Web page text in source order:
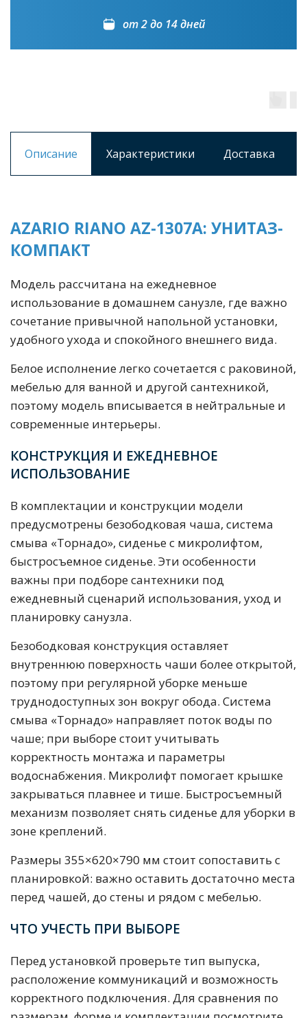
от 2 до 14 дней
Описание Характеристики Доставка
AZARIO RIANO AZ-1307A: УНИТАЗ-
КОМПАКТ
Модель рассчитана на ежедневное
использование в домашнем санузле, где важно
сочетание привычной напольной установки,
удобного ухода и спокойного внешнего вида.
Белое исполнение легко сочетается с раковиной,
мебелью для ванной и другой сантехникой,
поэтому модель вписывается в нейтральные и
современные интерьеры.
КОНСТРУКЦИЯ И ЕЖЕДНЕВНОЕ
ИСПОЛЬЗОВАНИЕ
В комплектации и конструкции модели
предусмотрены безободковая чаша, система
смыва «Торнадо», сиденье с микролифтом,
быстросъемное сиденье. Эти особенности
важны при подборе сантехники под
ежедневный сценарий использования, уход и
планировку санузла.
Безободковая конструкция оставляет
внутреннюю поверхность чаши более открытой,
поэтому при регулярной уборке меньше
труднодоступных зон вокруг обода. Система
смыва «Торнадо» направляет поток воды по
чаше; при выборе стоит учитывать
корректность монтажа и параметры
водоснабжения. Микролифт помогает крышке
закрываться плавнее и тише. Быстросъемный
механизм позволяет снять сиденье для уборки в
зоне креплений.
Размеры 355×620×790 мм стоит сопоставить с
планировкой: важно оставить достаточно места
перед чашей, до стены и рядом с мебелью.
ЧТО УЧЕСТЬ ПРИ ВЫБОРЕ
Перед установкой проверьте тип выпуска,
расположение коммуникаций и возможность
корректного подключения. Для сравнения по